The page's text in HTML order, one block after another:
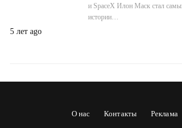
и SpaceX Илон Маск стал
истории…
5 лет ago
О нас Контакты Реклама